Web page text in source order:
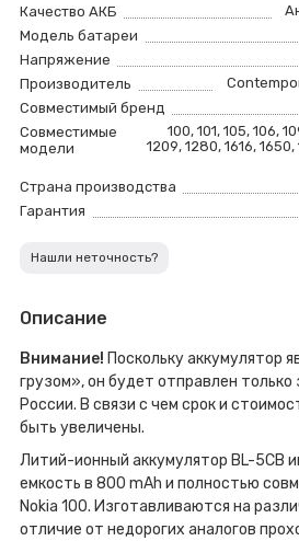
Качество АКБ
Модель батареи
Напряжение
Производитель
Совместимый бренд
Совместимые
модели
100, 101, 105, 106,
1209, 1280, 1616, 1650,
Страна производства
Гарантия
Нашли неточность?
Описание
Внимание! Поскольку аккумулятор
грузом», он будет отправлен
России. В связи с чем срок и
быть увеличены.
Литий-ионный аккумулятор BL-5CB
емкость в 800 mAh и полностью
Nokia 100. Изготавливаются на
отличие от недорогих аналогов